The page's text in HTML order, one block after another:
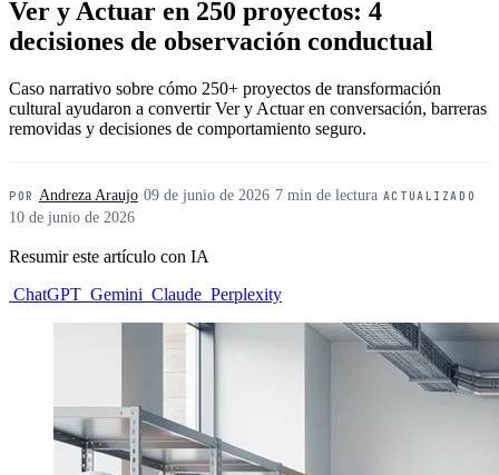
Ver y Actuar en 250 proyectos: 4
decisiones de observación conductual
Caso narrativo sobre cómo 250+ proyectos de transformación
cultural ayudaron a convertir Ver y Actuar en conversación, barreras
removidas y decisiones de comportamiento seguro.
POR Andreza Araujo· 09 de junio de 2026· 7 min de lectura· ACTUALIZADO
10 de junio de 2026
Resumir este artículo con IA
ChatGPT Gemini Claude Perplexity